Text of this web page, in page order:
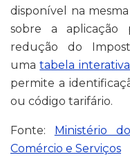
disponível na
sobre a aplicação
redução do
umatabela
permite a
ou código tarifário.
Fonte: Ministério
Comércio e Serviços